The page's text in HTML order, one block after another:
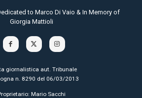
to Marco Di Vaio & In Memory of
Giorgia Mattioli
giornalistica aut. Tribunale
n. 8290 del 06/03/2013
Mario Sacchi